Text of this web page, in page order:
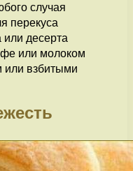
случая
перекуса
или десерта
или молоком
или взбитыми